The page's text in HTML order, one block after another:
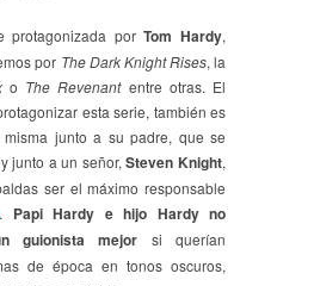
protagonizada porTom Hardy,
por The Dark Knight Rises, la
o The Revenantentre otras. El
esta serie, también es
junto a su padre, que se
junto a un señor,Steven Knight,
ser el máximo responsable
. Papi Hardy e hijo Hardy no
guionista mejor si querían
de época en tonos oscuros,